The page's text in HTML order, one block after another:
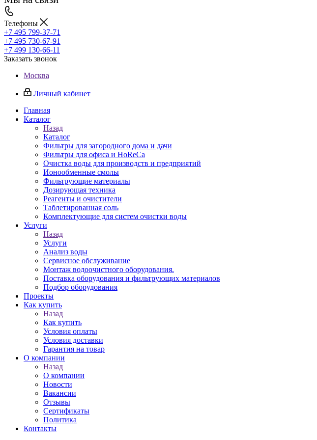
Телефоны
+7 495 799-37-71
+7 495 730-67-91
+7 499 130-66-11
Заказать звонок
Москва
Личный кабинет
Главная
Каталог
Назад
Каталог
Фильтры для загородного дома и дачи
Фильтры для офиса и HoReCa
Очистка воды для производств и предприятий
Ионообменные смолы
Фильтрующие материалы
Дозирующая техника
Реагенты и очистители
Таблетированная соль
Комплектующие для систем очистки воды
Услуги
Назад
Услуги
Анализ воды
Сервисное обслуживание
Монтаж водоочистного оборудования.
Поставка оборудования и фильтрующих материалов
Подбор оборудования
Проекты
Как купить
Назад
Как купить
Условия оплаты
Условия доставки
Гарантия на товар
О компании
Назад
О компании
Новости
Вакансии
Отзывы
Сертификаты
Политика
Контакты